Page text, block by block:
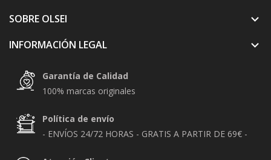
SOBRE OLSEI 
INFORMACIÓN LEGAL 
Garantía de Calidad
100% marcas originales
Política de envío
- ENVÍOS 24/72 HORAS - GRATIS A PARTIR DE 69€ -